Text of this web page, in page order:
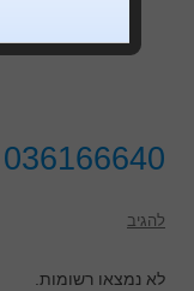
036166640
להגיב
לא נמצאו רשומות.